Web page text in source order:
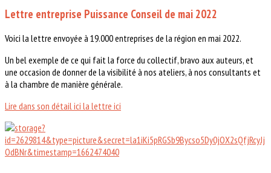
Lettre entreprise Puissance Conseil de mai 2022
Voici la lettre envoyée à 19.000 entreprises de la région en mai 2022.
Un bel exemple de ce qui fait la force du collectif, bravo aux auteurs, et
une occasion de donner de la visibilité à nos ateliers, à nos consultants et
à la chambre de manière générale.
Lire dans son détail ici la lettre ici